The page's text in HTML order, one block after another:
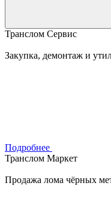
Транслом Сервис
Закупка, демонтаж и
Подробнее
Транслом Маркет
Продажа лома чёрных